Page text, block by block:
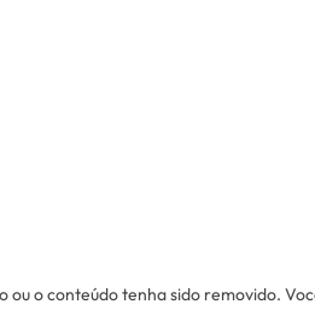
o conteúdo tenha sido removido.